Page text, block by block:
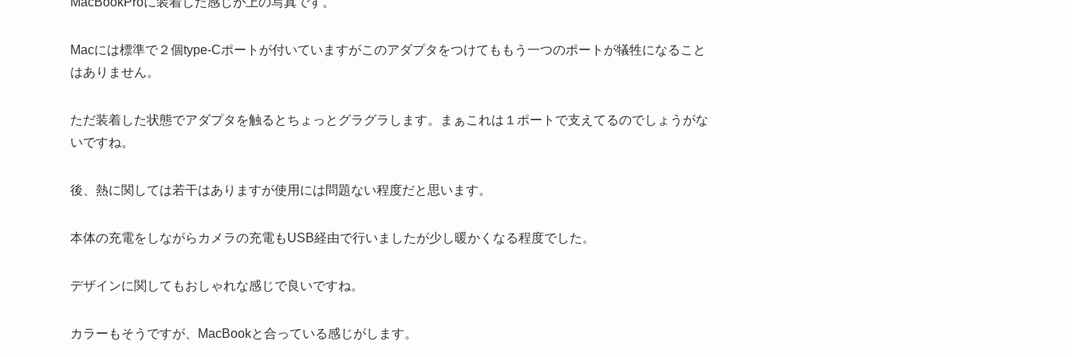
Macには標準で２個type-Cポートが付いていますがこのアダプタをつけてももう一つのポートが犠牲になること
はありません。
ただ装着した状態でアダプタを触るとちょっとグラグラします。まぁこれは１ポートで支えてるのでしょうがな
いですね。
後、熱に関しては若干はありますが使用には問題ない程度だと思います。
本体の充電をしながらカメラの充電もUSB経由で行いましたが少し暖かくなる程度でした。
デザインに関してもおしゃれな感じで良いですね。
カラーもそうですが、MacBookと合っている感じがします。